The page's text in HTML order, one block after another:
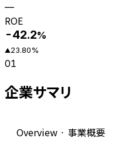
—
ROE
-42.2%
▲23.80%
01
企業サマリ
Overview · 事業概要